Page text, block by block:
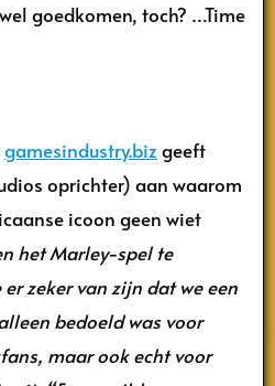
goedkomen, toch? …Time
gamesindustry.biz geeft
oprichter) aan waarom
icoon geen wiet
het Marley-spel te
zeker van zijn dat we een
bedoeld was voor
maar ook echt voor